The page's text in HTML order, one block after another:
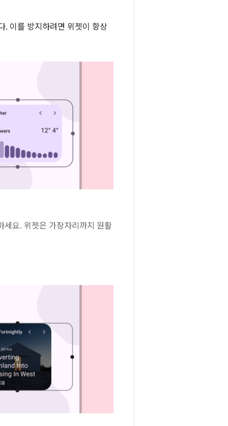
. 이를 방지하려면 위젯이 항상
세요. 위젯은 가장자리까지 원활